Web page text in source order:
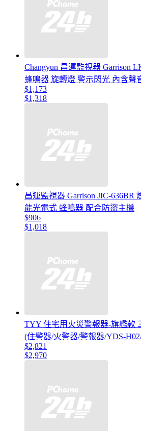
Changyun 昌運監視器 Garrison
蜂鳴器 旋轉燈 警示閃光 內含聲
$1,173
$1,318
昌運監視器 Garrison JIC-636BR
能光電式 蜂鳴器 配合防盜主機
$906
$1,018
TYY 住宅用火災警報器-旗艦款
(住警器/火警器/警報器/YDS-
$2,821
$2,970